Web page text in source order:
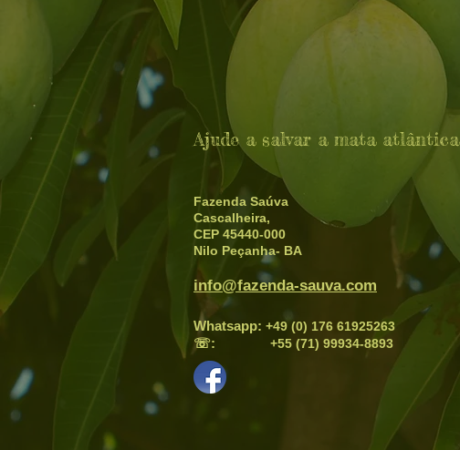
Ajude a salvar a mata atlântica
Fazenda Saúva
Cascalheira,
CEP 45440-000
Nilo Peçanha- BA
info@fazenda-sauva.com
Whatsapp: +49 (0) 176 61925263
☏: +55 (71) 99934-8893